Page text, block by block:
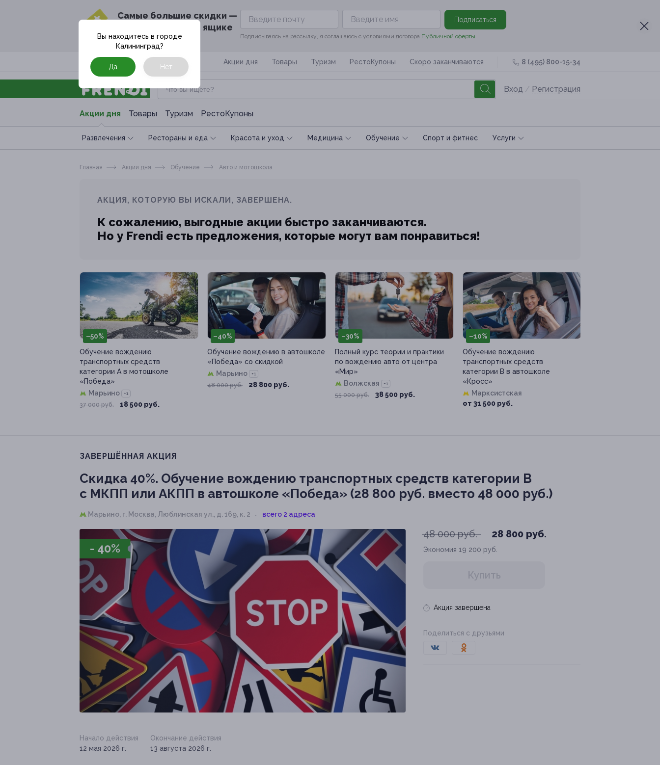
Cамые большие скидки —
в твоём почтовом ящике
Подписаться
Подписываясь на рассылку, я соглашаюсь с условиями договора Публичной оферты
Москва Акции дня Товары Туризм РестоКупоны Скоро заканчиваются 8 (495) 800-15-34
Вход / Регистрация
Акции дня Товары Туризм РестоКупоны
Развлечения Рестораны и еда Красота и уход Медицина Обучение Спoрт и фитнес Услуги
Вы находитесь в городе
Калининград?
Да Нет
Главная Акции дня Обучение Авто и мотошкола
АКЦИЯ, КОТОРУЮ ВЫ ИСКАЛИ, ЗАВЕРШЕНА.
К сожалению, выгодные акции быстро заканчиваются.
Но у Frendi есть предложения, которые могут вам понравиться!
–50%
Обучение вождению
транспортных средств
категории А в мотошколе
«Победа»
Марьино
+1
37 000 руб. 18 500 руб.
–40%
Обучение вождению в автошколе
«Победа» со скидкой
Марьино
+1
48 000 руб. 28 800 руб.
–30%
Полный курс теории и практики
по вождению авто от центра
«Мир»
Волжская
+1
55 000 руб. 38 500 руб.
–10%
Обучение вождению
транспортных средств
категории B в автошколе
«Кросс»
Марксистская
от 31 500 руб.
ЗАВЕРШЁННАЯ АКЦИЯ
Скидка 40%. Обучение вождению транспортных средств категории B
с МКПП или АКПП в автошколе «Победа» (28 800 руб. вместо 48 000 руб.)
Марьино, г. Москва, Люблинская ул., д. 169, к. 2 всего 2 адреса
- 40%
48 000 руб. 28 800 руб.
Экономия 19 200 руб.
Купить
Акция завершена
Поделиться с друзьями
Начало действия
12 мая 2026 г.
Окончание действия
13 августа 2026 г.